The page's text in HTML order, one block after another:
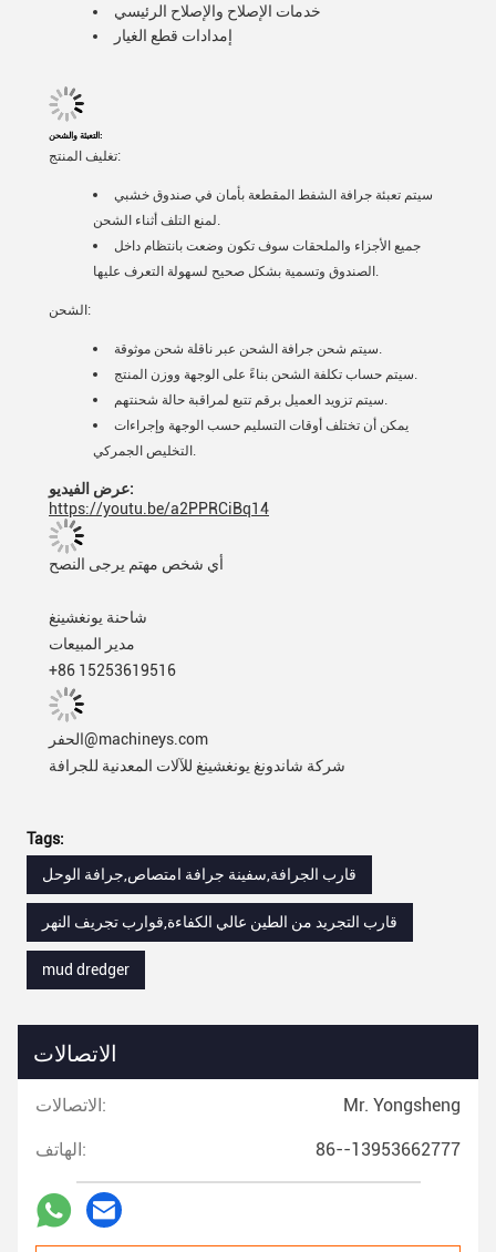
خدمات الإصلاح والإصلاح الرئيسي
إمدادات قطع الغيار
التعبئة والشحن:
تغليف المنتج:
سيتم تعبئة جرافة الشفط المقطعة بأمان في صندوق خشبي
لمنع التلف أثناء الشحن.
جميع الأجزاء والملحقات سوف تكون وضعت بانتظام داخل
الصندوق وتسمية بشكل صحيح لسهولة التعرف عليها.
الشحن:
سيتم شحن جرافة الشحن عبر ناقلة شحن موثوقة.
سيتم حساب تكلفة الشحن بناءً على الوجهة ووزن المنتج.
سيتم تزويد العميل برقم تتبع لمراقبة حالة شحنتهم.
يمكن أن تختلف أوقات التسليم حسب الوجهة وإجراءات
التخليص الجمركي.
عرض الفيديو:
https://youtu.be/a2PPRCiBq14
أي شخص مهتم يرجى النصح
شاحنة يونغشينغ
مدير المبيعات
+86 15253619516
الحفر@machineys.com
شركة شاندونغ يونغشينغ للآلات المعدنية للجرافة
Tags:
قارب الجرافة,سفينة جرافة امتصاص,جرافة الوحل
قارب التجريد من الطين عالي الكفاءة,قوارب تجريف النهر
mud dredger
الاتصالات
الاتصالات: Mr. Yongsheng
الهاتف: 86--13953662777